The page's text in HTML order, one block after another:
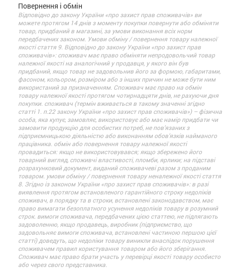
Повернення і обмін
Відповідно до закону України «про захист прав споживачів» ви
можете протягом 14 днів з моменту покупки повернути або обміняти
товар, придбаний в магазині, за умови виконання всіх норм
передбачених законом. Умови обміну / повернення товару належної
якості стаття 9. Відповідно до закону України «про захист прав
споживачів»: споживач має право обміняти непродовольчий товар
належної якості на аналогічний у продавця, у якого він був
придбаний, якщо товар не задовольнив його за формою, габаритами,
фасоном, кольором, розміром або з інших причин не може бути ним
використаний за призначенням. Споживач має право на обмін
товару належної якості протягом чотирнадцяти днів, не рахуючи дня
покупки. споживач (термін вживається в такому значенні згідно
статті 1. п.22 закону України «про захист прав споживачів») – фізична
особа, яка купує, замовляє, використовує або має намір придбати чи
замовити продукцію для особистих потреб, не пов’язаних з
підприємницькою діяльністю або виконанням обов’язків найманого
працівника. обмін або повернення товару належної якості
провадиться: якщо не використовувався; якщо збережено його
товарний вигляд, споживчі властивості, пломби, ярлики; на підставі
розрахунковий документ, виданий споживачеві разом з проданим
товаром. умови обміну / повернення товару неналежної якості стаття
8. Згідно із законом України «про захист прав споживачів»: в разі
виявлення протягом встановленого гарантійного строку недоліків
споживач, в порядку та в строки, встановлені законодавством, має
право вимагати безоплатного усунення недоліків товару в розумний
строк. вимоги споживача, передбачених цією статтею, не підлягають
задоволенню, якщо продавець, виробник (підприємство, що
задовольняє вимоги споживача, встановлені частиною першою цієї
статті) доведуть, що недоліки товару виникли внаслідок порушення
споживачем правил користування товаром або його зберігання.
Споживач має право брати участь у перевірці якості товару особисто
або через свого представника.